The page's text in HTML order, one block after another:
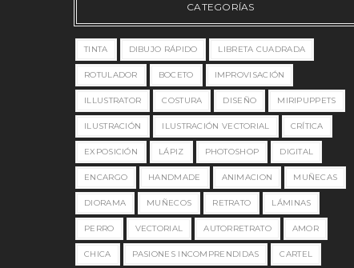
CATEGORÍAS
TINTA DIBUJO RÁPIDO LIBRETA CUADRADA
ROTULADOR BOCETO IMPROVISACIÓN
ILLUSTRATOR COSTURA DISEÑO MIRIPUPPETS
ILUSTRACIÓN ILUSTRACIÓN VECTORIAL CRÍTICA
EXPOSICIÓN LÁPIZ PHOTOSHOP DIGITAL
ENCARGO HANDMADE ANIMACION MUÑECAS
DIORAMA MUÑECOS RETRATO LÁMINAS
PERRO VECTORIAL AUTORRETRATO AMOR
CHICA PASIONES INCOMPRENDIDAS CARTEL